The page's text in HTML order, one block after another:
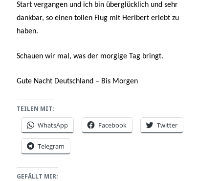
Start vergangen und ich bin überglücklich und sehr
dankbar, so einen tollen Flug mit Heribert erlebt zu
haben.
Schauen wir mal, was der morgige Tag bringt.
Gute Nacht Deutschland – Bis Morgen
TEILEN MIT:
WhatsApp Facebook Twitter
Telegram
GEFÄLLT MIR: